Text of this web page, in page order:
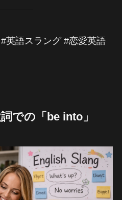
英語スラング #恋愛英語
での「be into」